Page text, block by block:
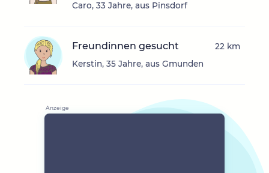
Caro, 33 Jahre, aus Pinsdorf
Freundinnen gesucht
Kerstin, 35 Jahre, aus Gmunden
22 km